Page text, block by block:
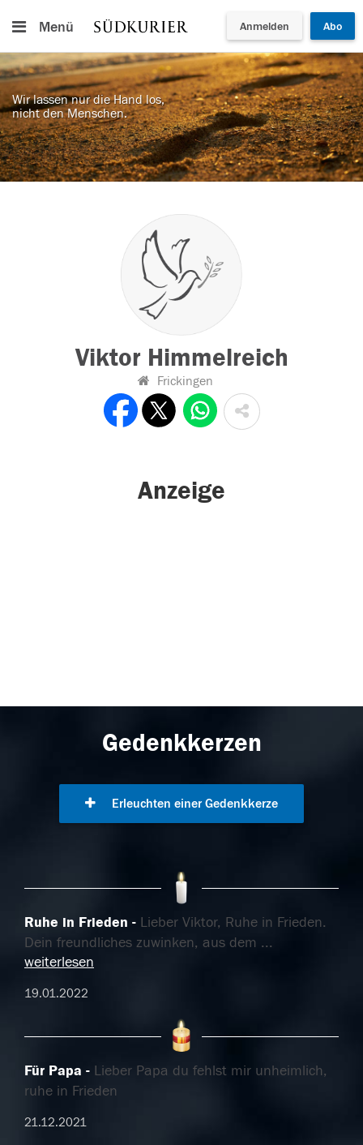
Menü Anmelden Abo
Wir lassen nur die Hand los,
nicht den Menschen.
Viktor Himmelreich
Frickingen
Anzeige
Gedenkkerzen
Erleuchten einer Gedenkkerze
Ruhe in Frieden
Lieber Viktor, Ruhe in Frieden.
Dein freundliches zuwinken, aus dem ...
weiterlesen
19.01.2022
Für Papa
Lieber Papa du fehlst mir unheimlich,
ruhe in Frieden
21.12.2021